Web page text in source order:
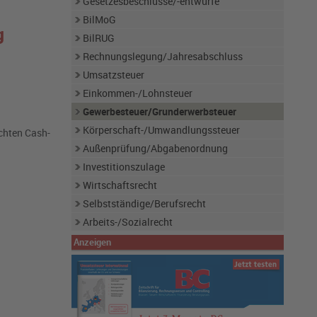
Cash-
BilMoG
BilRUG
Rechnungslegung/Jahresabschluss
Umsatzsteuer
Einkommen-/Lohnsteuer
Gewerbesteuer/Grunderwerbsteuer
Körperschaft-/Umwandlungssteuer
Außenprüfung/Abgabenordnung
Investitionszulage
Wirtschaftsrecht
Selbstständige/Berufsrecht
Arbeits-/Sozialrecht
Anzeigen